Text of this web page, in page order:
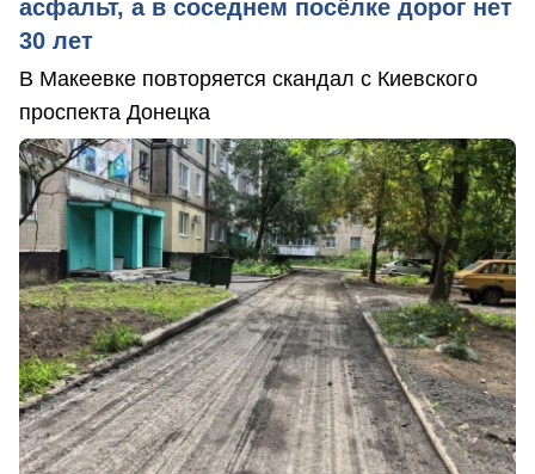
асфальт, а в соседнем посёлке дорог нет
30 лет
В Макеевке повторяется скандал с Киевского
проспекта Донецка